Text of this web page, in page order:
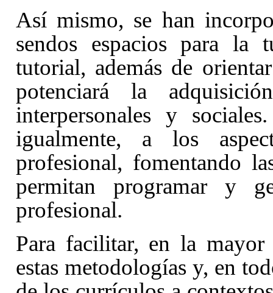
Así mismo, se han
sendos espacios para la
tutorial, además de
potenciará la
interpersonales y
igualmente, a los
profesional, fomentando
permitan programar y
profesional.
Para facilitar, en la
estas metodologías y, en